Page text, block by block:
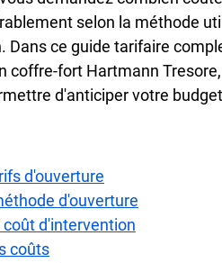
selon la méthode
Dans ce guide tarifaire
coffre-fort Hartmann
d'anticiper votre
d'ouverture
d'ouverture
d'intervention
coûts